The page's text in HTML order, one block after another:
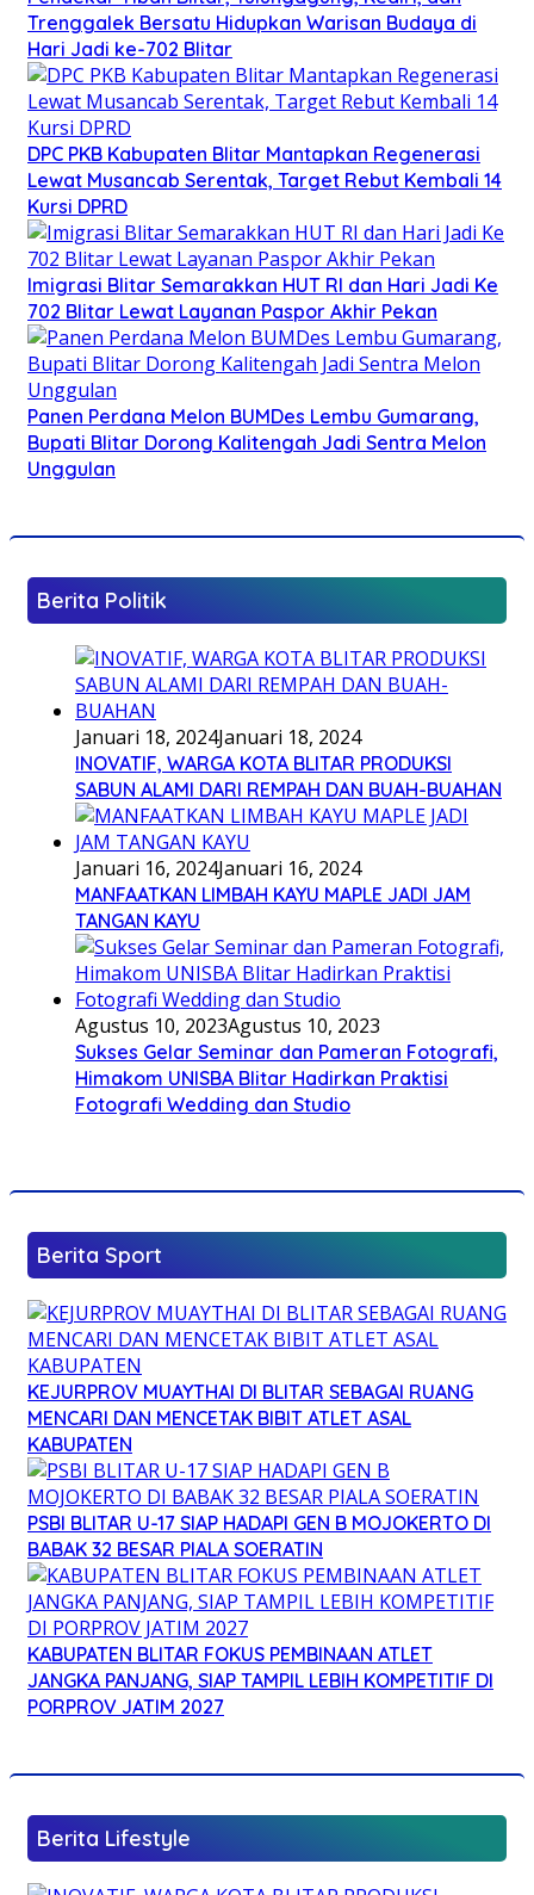
Trenggalek Bersatu Hidupkan Warisan Budaya di
Hari Jadi ke-702 Blitar
DPC PKB Kabupaten Blitar Mantapkan Regenerasi
Lewat Musancab Serentak, Target Rebut Kembali 14
Kursi DPRD
Imigrasi Blitar Semarakkan HUT RI dan Hari Jadi Ke
702 Blitar Lewat Layanan Paspor Akhir Pekan
Panen Perdana Melon BUMDes Lembu Gumarang,
Bupati Blitar Dorong Kalitengah Jadi Sentra Melon
Unggulan
Berita Politik
Januari 18, 2024Januari 18, 2024
INOVATIF, WARGA KOTA BLITAR PRODUKSI
SABUN ALAMI DARI REMPAH DAN BUAH-BUAHAN
Januari 16, 2024Januari 16, 2024
MANFAATKAN LIMBAH KAYU MAPLE JADI JAM
TANGAN KAYU
Agustus 10, 2023Agustus 10, 2023
Sukses Gelar Seminar dan Pameran Fotografi,
Himakom UNISBA Blitar Hadirkan Praktisi
Fotografi Wedding dan Studio
Berita Sport
KEJURPROV MUAYTHAI DI BLITAR SEBAGAI RUANG
MENCARI DAN MENCETAK BIBIT ATLET ASAL
KABUPATEN
PSBI BLITAR U-17 SIAP HADAPI GEN B MOJOKERTO DI
BABAK 32 BESAR PIALA SOERATIN
KABUPATEN BLITAR FOKUS PEMBINAAN ATLET
JANGKA PANJANG, SIAP TAMPIL LEBIH KOMPETITIF DI
PORPROV JATIM 2027
Berita Lifestyle